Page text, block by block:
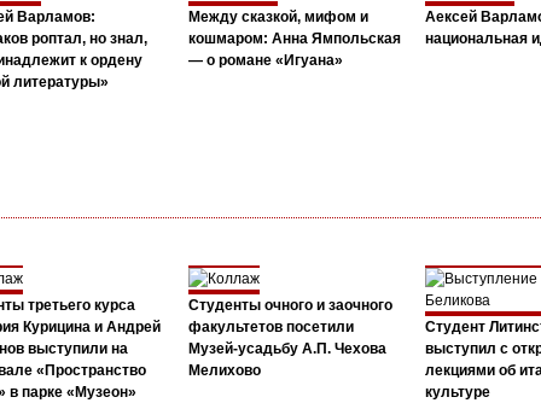
Варламов:
роптал, но знал,
к ордену
литературы»
Между сказкой, мифом и
кошмаром: Анна Ямпольская
— о романе «Игуана»
Аексей
национальная
третьего курса
Курицина и Андрей
выступили на
«Пространство
в парке «Музеон»
Студенты очного и заочного
факультетов посетили
Музей-усадьбу А.П. Чехова
Мелихово
Студент
выступил с
лекциями об
культуре